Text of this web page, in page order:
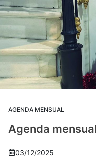
AGENDA MENSUAL
Agenda
03/12/2025